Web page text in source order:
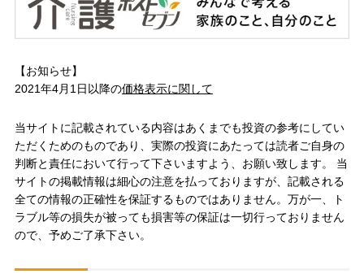
【お知らせ】
2021年4月1日以降の価格表示に関して
当サイトに記載されている内容はあくまでも投資の参考にしてい
ただくためのものであり、実際の投資にあたっては読者ご自身の
判断と責任において行って下さいますよう、お願い致します。 当
サイトの掲載情報は細心の注意を払っておりますが、記載される
全ての情報の正確性を保証するものではありません。万が一、ト
ラブル等の損失が被っても損害等の保証は一切行っておりません
ので、予めご了承下さい。